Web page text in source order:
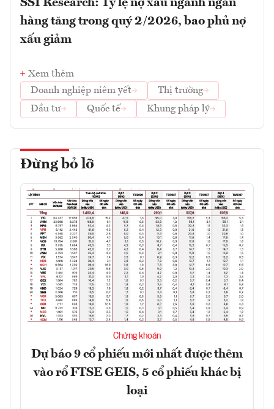
SSI Research: Tỷ lệ nợ xấu ngành ngân
hàng tăng trong quý 2/2026, bao phủ nợ
xấu giảm
Xem thêm
Doanh nghiệp niêm yết
Thị trường
Đầu tư
Quốc tế Khung pháp lý
Đừng bỏ lỡ
Chứng khoán
Dự báo 9 cổ phiếu mới nhất được thêm
vào rổ FTSE GEIS, 5 cổ phiếu khác bị
loại